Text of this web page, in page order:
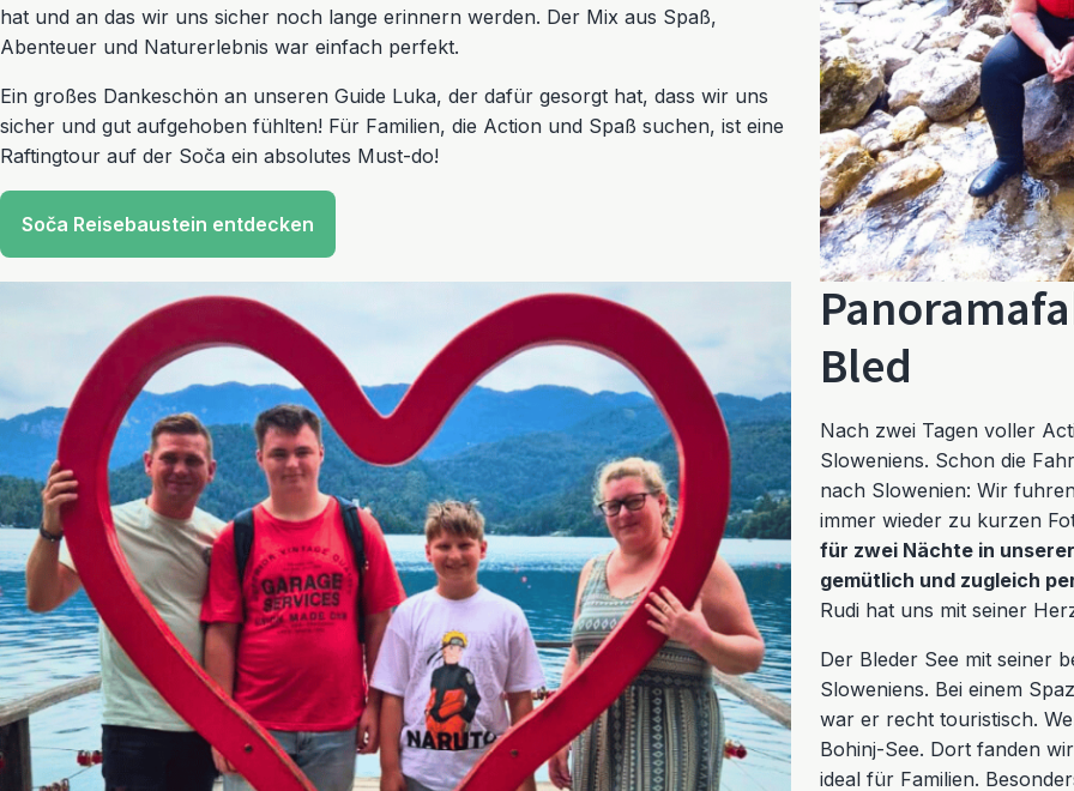
hat und an das wir uns sicher noch lange erinnern werden. Der Mix aus Spaß,
Abenteuer und Naturerlebnis war einfach perfekt.
Ein großes Dankeschön an unseren Guide Luka, der dafür gesorgt hat, dass wir uns
sicher und gut aufgehoben fühlten! Für Familien, die Action und Spaß suchen, ist eine
Raftingtour auf der Soča ein absolutes Must-do!
Soča Reisebaustein entdecken
Bled
Nach zwei Tagen voller
Sloweniens. Schon die
nach Slowenien: Wir
immer wieder zu kurzen
für zwei Nächte in
gemütlich und zugleich
Rudi hat uns mit seiner
Der Bleder See mit seiner
Sloweniens. Bei einem
war er recht touristisch.
Bohinj-See. Dort fanden
ideal für Familien.